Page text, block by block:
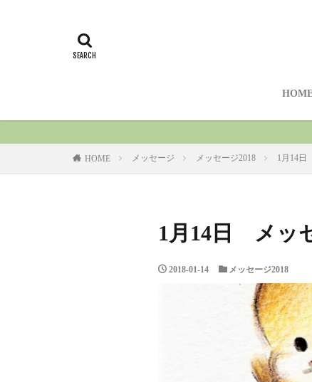
HOME メッセージ メッセージ2018 1月14
1月14日 メッ
2018-01-14 メッセージ2018